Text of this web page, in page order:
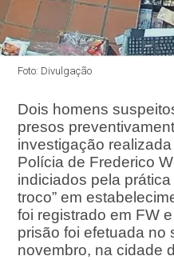
Foto: Divulgação
Dois homens
presos
investigação
Polícia de Frederico
indiciados pela
troco” em
foi registrado em FW
prisão foi efetuada no
novembro, na cidade